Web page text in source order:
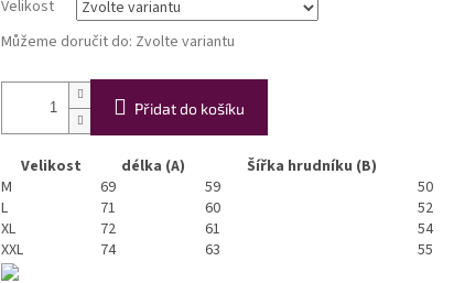
Velikost
Můžeme doručit do: Zvolte variantu
Přidat do košíku
Velikost délka (A) Šířka hrudníku (B)
M
69 59
50
L
71 60
52
XL
72 61
54
XXL
74 63 55